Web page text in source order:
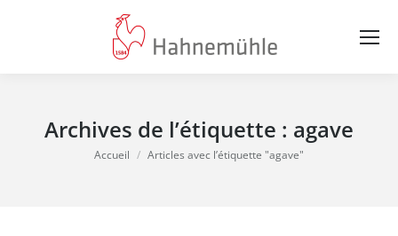
Archives de l’étiquette : agave
Vous êtes ici :
Accueil Articles avec l’étiquette "agave"